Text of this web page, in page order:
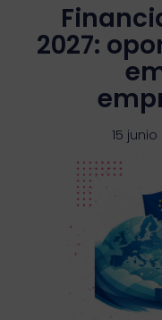
2027:
15 junio